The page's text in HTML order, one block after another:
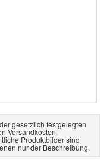
gesetzlich festgelegten
Versandkosten.
Produktbilder sind
nur der Beschreibung.